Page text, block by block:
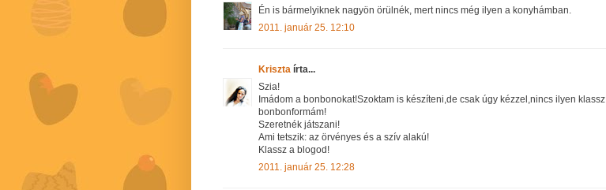
Én is bármelyiknek nagyön örülnék, mert nincs még ilyen a konyhámban.
2011. január 25. 12:10
Kriszta írta...
Szia!
Imádom a bonbonokat!Szoktam is készíteni,de csak úgy kézzel,nincs ilyen klassz
bonbonformám!
Szeretnék játszani!
Ami tetszik: az örvényes és a szív alakú!
Klassz a blogod!
2011. január 25. 12:28